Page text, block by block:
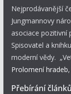
Nejprodávanější
Jungmannovy
asociace pozitivní
Spisovatel a
moderní vědy.
Prolomení hradeb,
Přebírání článků